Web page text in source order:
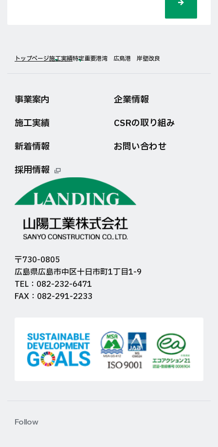
トップページ施工実績特定重要港湾 広島港 岸壁改良
事業案内
企業情報
施工実績
CSRの取り組み
新着情報
お問い合わせ
採用情報
〒730-0805
広島県広島市中区十日市町1丁目1-9
TEL：082-232-6471
FAX：082-291-2233
Follow